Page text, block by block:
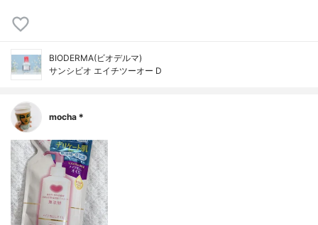
BIODERMA(ビオデルマ)
サンシビオ エイチツーオー D
mocha＊